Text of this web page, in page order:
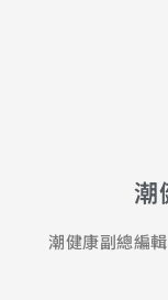
潮
潮健康副總編